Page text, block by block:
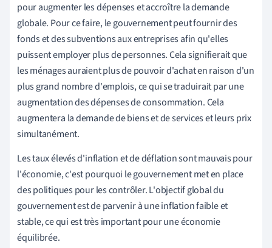
pour augmenter les dépenses et accroître la demande
globale. Pour ce faire, le gouvernement peut fournir des
fonds et des subventions aux entreprises afin qu'elles
puissent employer plus de personnes. Cela signifierait que
les ménages auraient plus de pouvoir d'achat en raison d'un
plus grand nombre d'emplois, ce qui se traduirait par une
augmentation des dépenses de consommation. Cela
augmentera la demande de biens et de services et leurs prix
simultanément.
Les taux élevés d'inflation et de déflation sont mauvais pour
l'économie, c'est pourquoi le gouvernement met en place
des politiques pour les contrôler. L'objectif global du
gouvernement est de parvenir à une inflation faible et
stable, ce qui est très important pour une économie
équilibrée.